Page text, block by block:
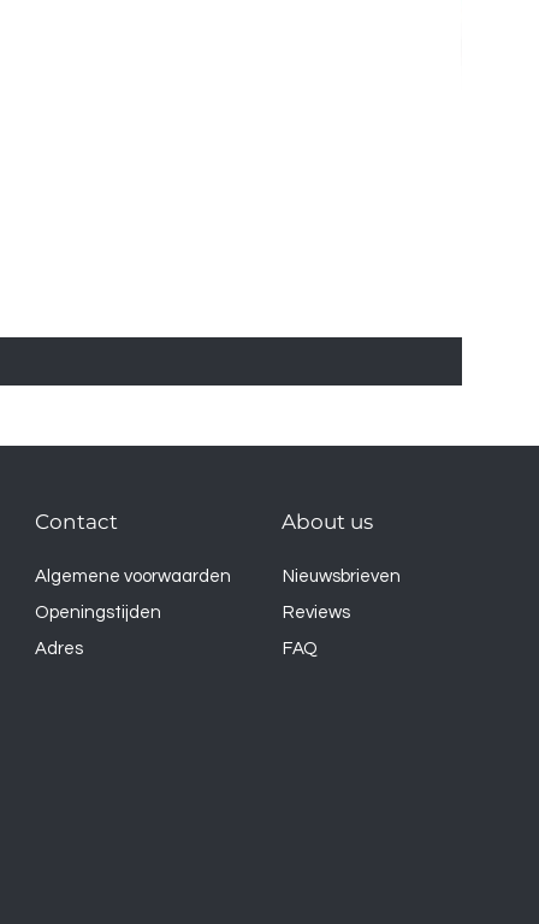
About us
Nieuwsbrieven
Reviews
FAQ
Contact
Algemene voorwaarden
Openingstijden
Adres